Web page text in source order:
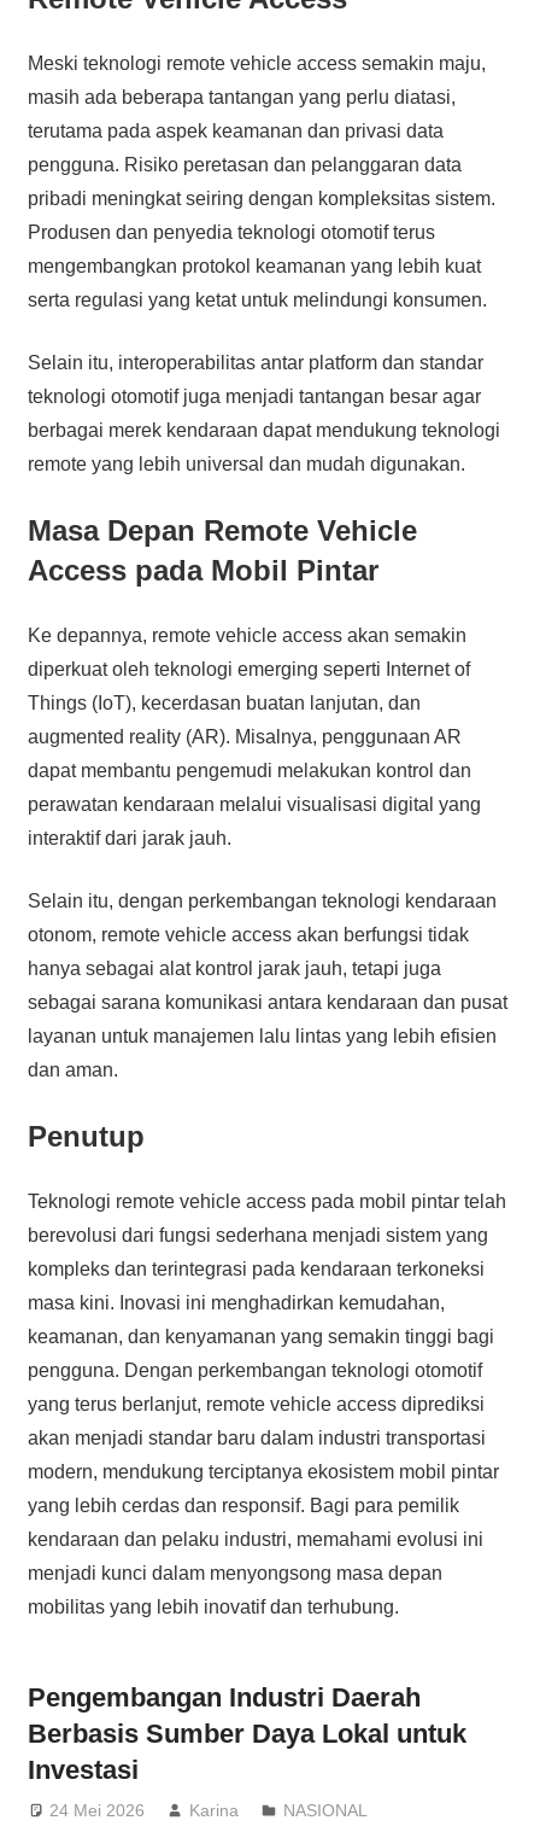
Meski teknologi remote vehicle access semakin maju,
masih ada beberapa tantangan yang perlu diatasi,
terutama pada aspek keamanan dan privasi data
pengguna. Risiko peretasan dan pelanggaran data
pribadi meningkat seiring dengan kompleksitas sistem.
Produsen dan penyedia teknologi otomotif terus
mengembangkan protokol keamanan yang lebih kuat
serta regulasi yang ketat untuk melindungi konsumen.
Selain itu, interoperabilitas antar platform dan standar
teknologi otomotif juga menjadi tantangan besar agar
berbagai merek kendaraan dapat mendukung teknologi
remote yang lebih universal dan mudah digunakan.
Masa Depan Remote Vehicle
Access pada Mobil Pintar
Ke depannya, remote vehicle access akan semakin
diperkuat oleh teknologi emerging seperti Internet of
Things (IoT), kecerdasan buatan lanjutan, dan
augmented reality (AR). Misalnya, penggunaan AR
dapat membantu pengemudi melakukan kontrol dan
perawatan kendaraan melalui visualisasi digital yang
interaktif dari jarak jauh.
Selain itu, dengan perkembangan teknologi kendaraan
otonom, remote vehicle access akan berfungsi tidak
hanya sebagai alat kontrol jarak jauh, tetapi juga
sebagai sarana komunikasi antara kendaraan dan pusat
layanan untuk manajemen lalu lintas yang lebih efisien
dan aman.
Penutup
Teknologi remote vehicle access pada mobil pintar telah
berevolusi dari fungsi sederhana menjadi sistem yang
kompleks dan terintegrasi pada kendaraan terkoneksi
masa kini. Inovasi ini menghadirkan kemudahan,
keamanan, dan kenyamanan yang semakin tinggi bagi
pengguna. Dengan perkembangan teknologi otomotif
yang terus berlanjut, remote vehicle access diprediksi
akan menjadi standar baru dalam industri transportasi
modern, mendukung terciptanya ekosistem mobil pintar
yang lebih cerdas dan responsif. Bagi para pemilik
kendaraan dan pelaku industri, memahami evolusi ini
menjadi kunci dalam menyongsong masa depan
mobilitas yang lebih inovatif dan terhubung.
Pengembangan Industri Daerah
Berbasis Sumber Daya Lokal untuk
Investasi
24 Mei 2026 Karina NASIONAL